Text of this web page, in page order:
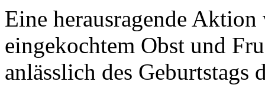
Eine herausragende
eingekochtem Obst und
anlässlich des Geburtstags